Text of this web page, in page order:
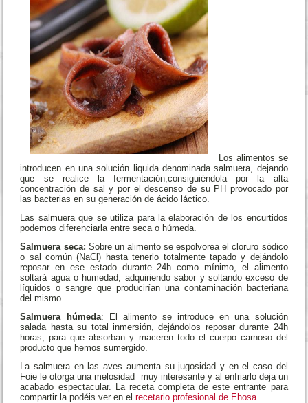
Los alimentos se
introducen en una solución liquida denominada salmuera, dejando
que se realice la fermentación,consiguiéndola por la alta
concentración de sal y por el descenso de su PH provocado por
las bacterias en su generación de ácido láctico.
Las salmuera que se utiliza para la elaboración de los encurtidos
podemos diferenciarla entre seca o húmeda.
Salmuera seca: Sobre un alimento se espolvorea el cloruro sódico
o sal común (NaCl) hasta tenerlo totalmente tapado y dejándolo
reposar en ese estado durante 24h como mínimo, el alimento
soltará agua o humedad, adquiriendo sabor y soltando exceso de
líquidos o sangre que producirían una contaminación bacteriana
del mismo.
Salmuera húmeda: El alimento se introduce en una solución
salada hasta su total inmersión, dejándolos reposar durante 24h
horas, para que absorban y maceren todo el cuerpo carnoso del
producto que hemos sumergido.
La salmuera en las aves aumenta su jugosidad y en el caso del
Foie le otorga una melosidad muy interesante y al enfriarlo deja un
acabado espectacular. La receta completa de este entrante para
compartir la podéis ver en elrecetario profesional de Ehosa